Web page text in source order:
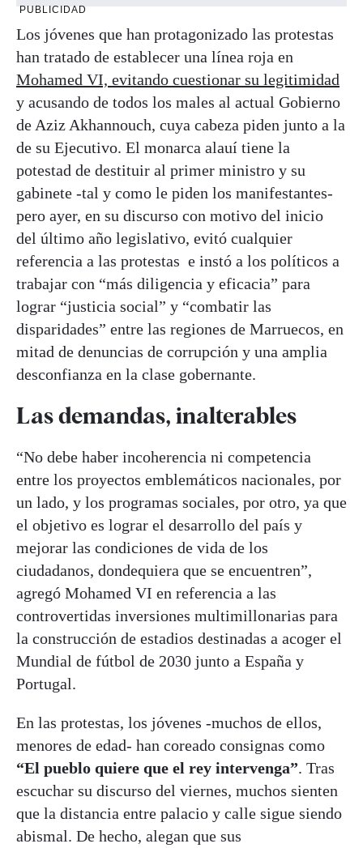
PUBLICIDAD
Los jóvenes que han protagonizado las protestas
han tratado de establecer una línea roja en
Mohamed VI, evitando cuestionar su legitimidad
y acusando de todos los males al actual Gobierno
de Aziz Akhannouch, cuya cabeza piden junto a la
de su Ejecutivo. El monarca alauí tiene la
potestad de destituir al primer ministro y su
gabinete -tal y como le piden los manifestantes-
pero ayer, en su discurso con motivo del inicio
del último año legislativo, evitó cualquier
referencia a las protestas e instó a los políticos a
trabajar con “más diligencia y eficacia” para
lograr “justicia social” y “combatir las
disparidades” entre las regiones de Marruecos, en
mitad de denuncias de corrupción y una amplia
desconfianza en la clase gobernante.
Las demandas, inalterables
“No debe haber incoherencia ni competencia
entre los proyectos emblemáticos nacionales, por
un lado, y los programas sociales, por otro, ya que
el objetivo es lograr el desarrollo del país y
mejorar las condiciones de vida de los
ciudadanos, dondequiera que se encuentren”,
agregó Mohamed VI en referencia a las
controvertidas inversiones multimillonarias para
la construcción de estadios destinadas a acoger el
Mundial de fútbol de 2030 junto a España y
Portugal.
En las protestas, los jóvenes -muchos de ellos,
menores de edad- han coreado consignas como
“El pueblo quiere que el rey intervenga”. Tras
escuchar su discurso del viernes, muchos sienten
que la distancia entre palacio y calle sigue siendo
abismal. De hecho, alegan que sus